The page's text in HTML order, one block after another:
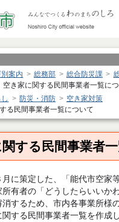
案内 総務部 総合防災課
空き家に関する民間事業者一覧に
防災・消防
空き家対策
る民間事業者一覧について
する民間事業者
に策定した、「能代市空家
有者の「どうしたらいいか
するため、市内各事業所様
関する民間事業者一覧を作成